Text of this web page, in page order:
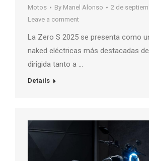
Motos By Manel Alonso
2 de
Leave a comment
La Zero S 2025 se presenta como
naked eléctricas más destacadas
dirigida tanto a …
Details